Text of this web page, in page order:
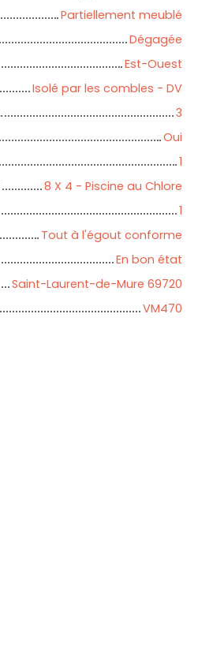
Partiellement meublé
Dégagée
Est-Ouest
Isolé par les combles - DV
3
Oui
1
8 X 4 - Piscine au Chlore
1
Tout à l'égout conforme
En bon état
Saint-Laurent-de-Mure 69720
VM470